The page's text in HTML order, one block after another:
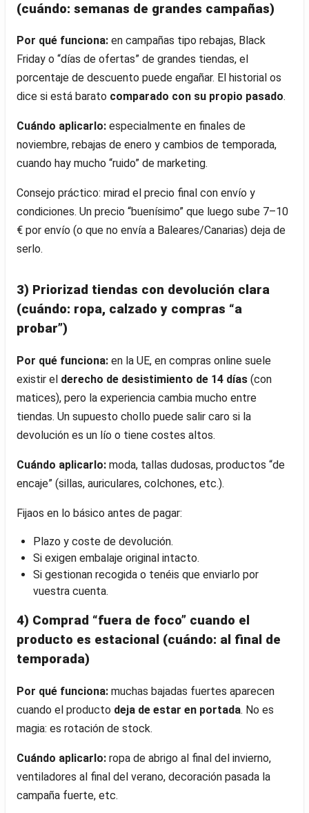
(cuándo: semanas de grandes campañas)
Por qué funciona: en campañas tipo rebajas, Black
Friday o “días de ofertas” de grandes tiendas, el
porcentaje de descuento puede engañar. El historial os
dice si está barato comparado con su propio pasado.
Cuándo aplicarlo: especialmente en finales de
noviembre, rebajas de enero y cambios de temporada,
cuando hay mucho “ruido” de marketing.
Consejo práctico: mirad el precio final con envío y
condiciones. Un precio “buenísimo” que luego sube 7–10
€ por envío (o que no envía a Baleares/Canarias) deja de
serlo.
3) Priorizad tiendas con devolución clara
(cuándo: ropa, calzado y compras “a
probar”)
Por qué funciona: en la UE, en compras online suele
existir el derecho de desistimiento de 14 días (con
matices), pero la experiencia cambia mucho entre
tiendas. Un supuesto chollo puede salir caro si la
devolución es un lío o tiene costes altos.
Cuándo aplicarlo: moda, tallas dudosas, productos “de
encaje” (sillas, auriculares, colchones, etc.).
Fijaos en lo básico antes de pagar:
Plazo y coste de devolución.
Si exigen embalaje original intacto.
Si gestionan recogida o tenéis que enviarlo por
vuestra cuenta.
4) Comprad “fuera de foco” cuando el
producto es estacional (cuándo: al final de
temporada)
Por qué funciona: muchas bajadas fuertes aparecen
cuando el producto deja de estar en portada. No es
magia: es rotación de stock.
Cuándo aplicarlo: ropa de abrigo al final del invierno,
ventiladores al final del verano, decoración pasada la
campaña fuerte, etc.